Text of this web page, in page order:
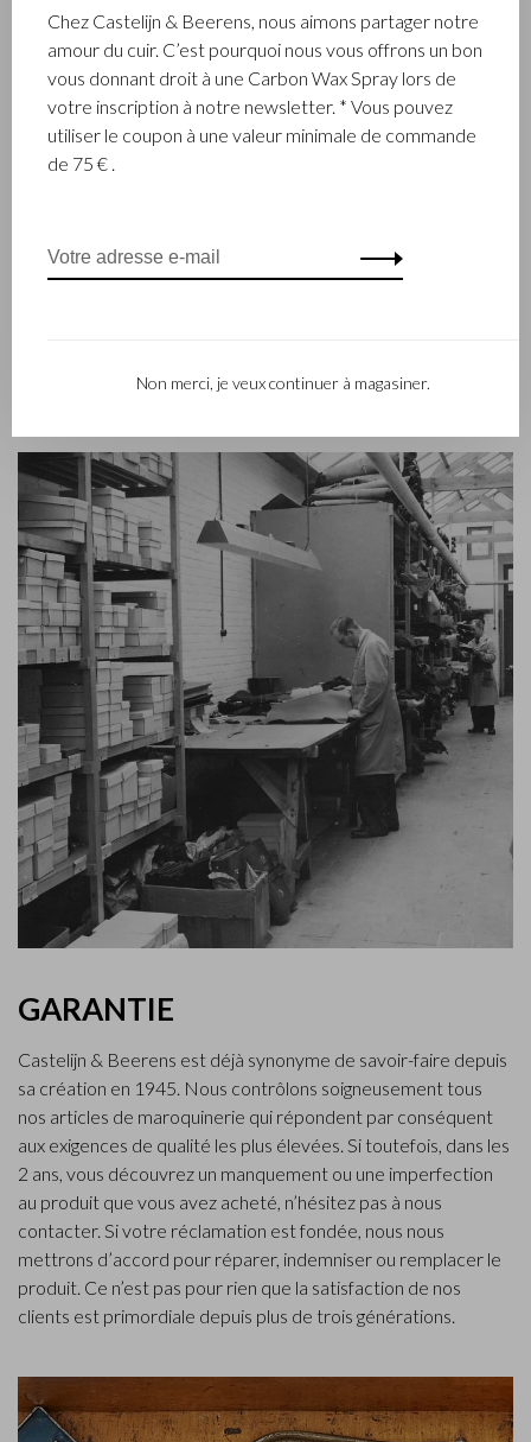
ENTREPRISE FAMILIALE
L’entreprise Castelijn & Beerens, établie à Waalwijk, est une
entreprise familiale renommée qui conçoit et fabrique de la
maroquinerie de luxe depuis 1945. L’entreprise a été créée à
l’époque par le maître piqueur, Walter Castelijn, et le coupeur
génération – Babette et Martijn Beerens – ont repris les
reines et Castelijn & Beerens jouit d’une réputation
a été lancé en 2012.
GARANTIE
Castelijn & Beerens est déjà synonyme de savoir-faire depuis
sa création en 1945. Nous contrôlons soigneusement tous
nos articles de maroquinerie qui répondent par conséquent
aux exigences de qualité les plus élevées. Si toutefois, dans les
2 ans, vous découvrez un manquement ou une imperfection
au produit que vous avez acheté, n’hésitez pas à nous
contacter. Si votre réclamation est fondée, nous nous
mettrons d’accord pour réparer, indemniser ou remplacer le
produit. Ce n’est pas pour rien que la satisfaction de nos
clients est primordiale depuis plus de trois générations.
Chez Castelijn & Beerens, nous aimons partager notre
amour du cuir. C’est pourquoi nous vous offrons un bon
vous donnant droit à une Carbon Wax Spray lors de
votre inscription à notre newsletter. * Vous pouvez
utiliser le coupon à une valeur minimale de commande
de 75 € .
Non merci, je veux continuer à magasiner.